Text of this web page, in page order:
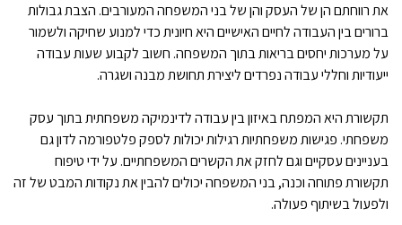
את רווחתם הן של העסק והן של בני המשפחה המעורבים. הצבת גבולות
ברורים בין העבודה לחיים האישיים היא חיונית כדי למנוע שחיקה ולשמור
על מערכות יחסים בריאות בתוך המשפחה. חשוב לקבוע שעות עבודה
ייעודיות וחללי עבודה נפרדים ליצירת תחושת מבנה ושגרה.
תקשורת היא המפתח באיזון בין עבודה לדינמיקה משפחתית בתוך עסק
משפחתי. פגישות משפחתיות רגילות יכולות לספק פלטפורמה לדון גם
בעניינים עסקיים וגם לחזק את הקשרים המשפחתיים. על ידי טיפוח
תקשורת פתוחה וכנה, בני המשפחה יכולים להבין את נקודות המבט של זה
ולפעול בשיתוף פעולה.